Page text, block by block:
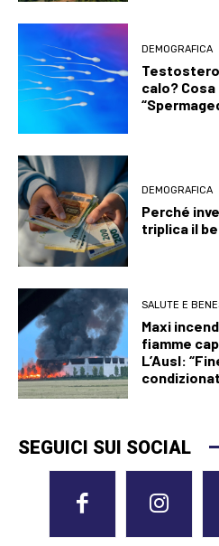
DEMOGRAFICA
calo? Cosa
DEMOGRAFICA
Perché
triplica il
SALUTE E
Maxi
fiamme
L’Ausl:
SEGUICI SUI SOCIAL